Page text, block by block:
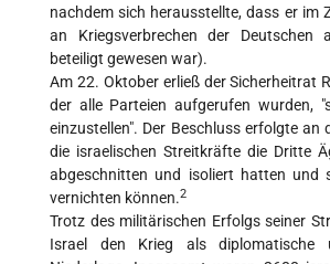
nachdem sich herausstellte, dass er im
an Kriegsverbrechen der Deutschen
beteiligt gewesen war).
Am 22. Oktober erließ der Sicherheitrat
der alle Parteien aufgerufen wurden,
einzustellen". Der Beschluss erfolgte an
die israelischen Streitkräfte die Dritte
abgeschnitten und isoliert hatten und
vernichten können.2
Trotz des militärischen Erfolgs seiner
Israel den Krieg als diplomatische